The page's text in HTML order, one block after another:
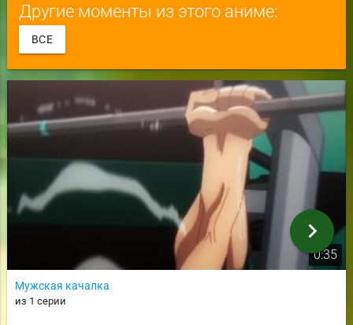
Другие моменты из этого аниме:
ВСЕ
0:35
Мужская качалка
из 1 серии
chevron_right